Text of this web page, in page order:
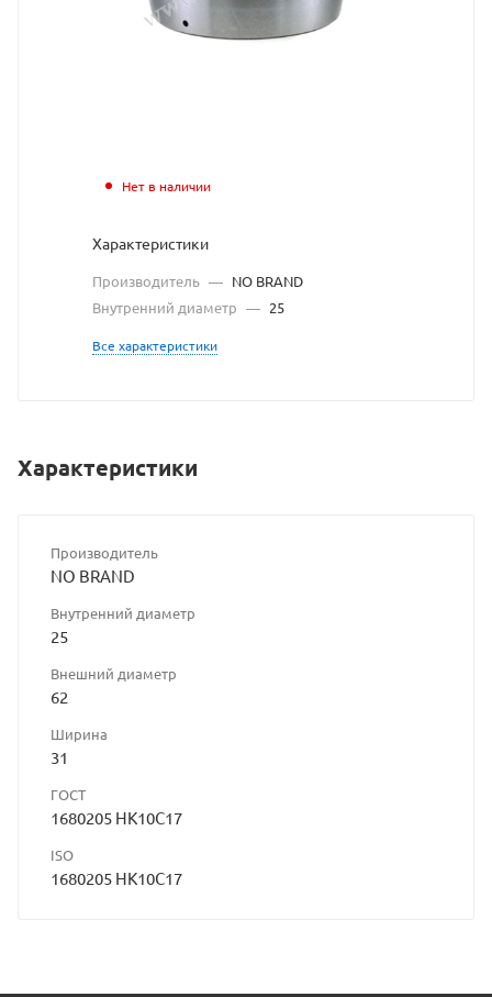
ссылке
владельца
Нет в наличии
Характеристики
Производитель — NO BRAND
Внутренний диаметр — 25
Все характеристики
Характеристики
Производитель
NO BRAND
Внутренний диаметр
25
Внешний диаметр
62
Ширина
31
ГОСТ
1680205 HK10C17
ISO
1680205 HK10C17